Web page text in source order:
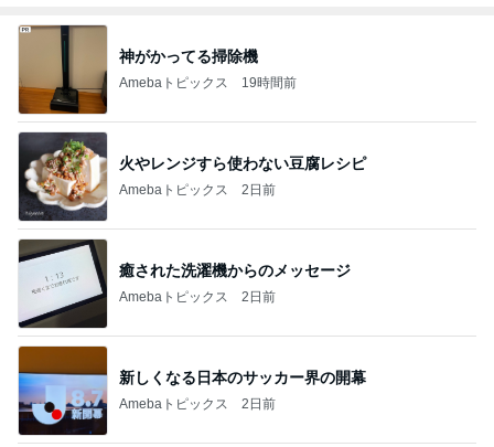
神がかってる掃除機
Amebaトピックス 19時間前
火やレンジすら使わない豆腐レシピ
Amebaトピックス 2日前
癒された洗濯機からのメッセージ
Amebaトピックス 2日前
新しくなる日本のサッカー界の開幕
Amebaトピックス 2日前